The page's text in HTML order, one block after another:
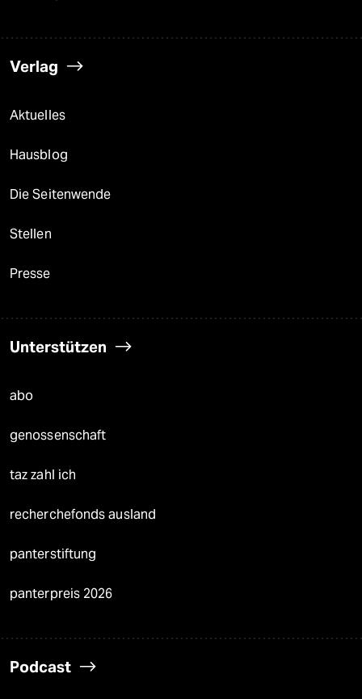
Verlag
Aktuelles
Hausblog
Die Seitenwende
Stellen
Presse
Unterstützen
abo
genossenschaft
taz zahl ich
recherchefonds ausland
panterstiftung
panterpreis 2026
Podcast